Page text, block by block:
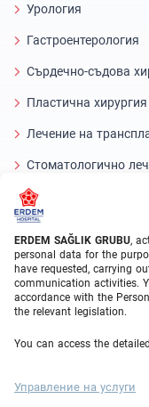
ERDEM SAĞLIK GRUBU,
personal data for the
have requested, carrying
communication activities.
accordance with the
the relevant legislation.
You can access the
Управление на услуги
Урология
Гастроентерология
Сърдечно-съдова
Пластична
Лечение на
Стоматологично
Лазерно око
About Erdem
За нас
Medical Units
Medical Team